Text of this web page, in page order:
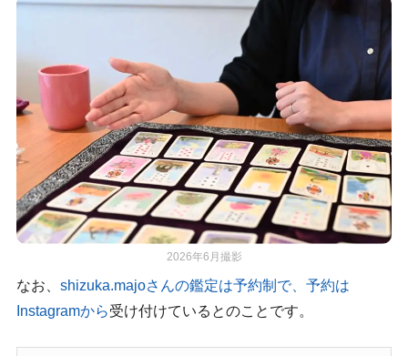
2026年6月撮影
なお、 shizuka.majoさんの鑑定は予約制で、予約は
Instagramから受け付けているとのことです。